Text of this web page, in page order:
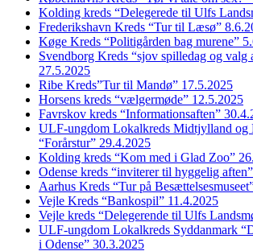
Kolding kreds “Delegerede til Ulfs
Frederikshavn Kreds “Tur til Læsø”
Køge Kreds “Politigården bag murene”
Svendborg Kreds “sjov spilledag og valg
27.5.2025
Ribe Kreds”Tur til Mandø” 17.5.2025
Horsens kreds “vælgermøde” 12.5.2025
Favrskov kreds “Informationsaften”
ULF-ungdom Lokalkreds Midtjylland og
“Forårstur” 29.4.2025
Kolding kreds “Kom med i Glad Zoo”
Odense kreds “inviterer til hyggelig
Aarhus Kreds “Tur på
Vejle Kreds “Bankospil” 11.4.2025
Vejle kreds “Delegerende til Ulfs
ULF-ungdom Lokalkreds Syddanmark
i Odense” 30.3.2025